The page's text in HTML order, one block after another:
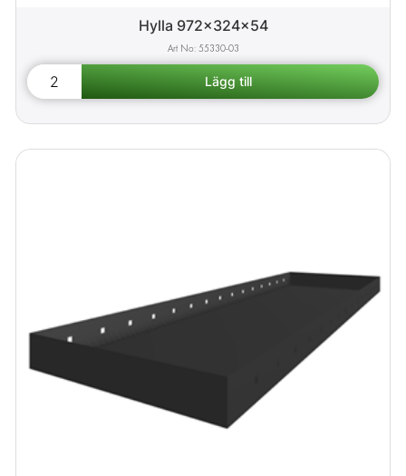
Hylla 972x324x54
55330-03